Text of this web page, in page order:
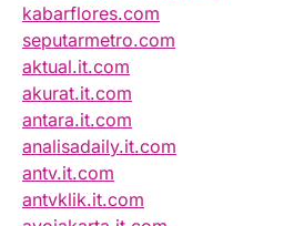
kabarflores.com
seputarmetro.com
aktual.it.com
akurat.it.com
antara.it.com
analisadaily.it.com
antv.it.com
antvklik.it.com